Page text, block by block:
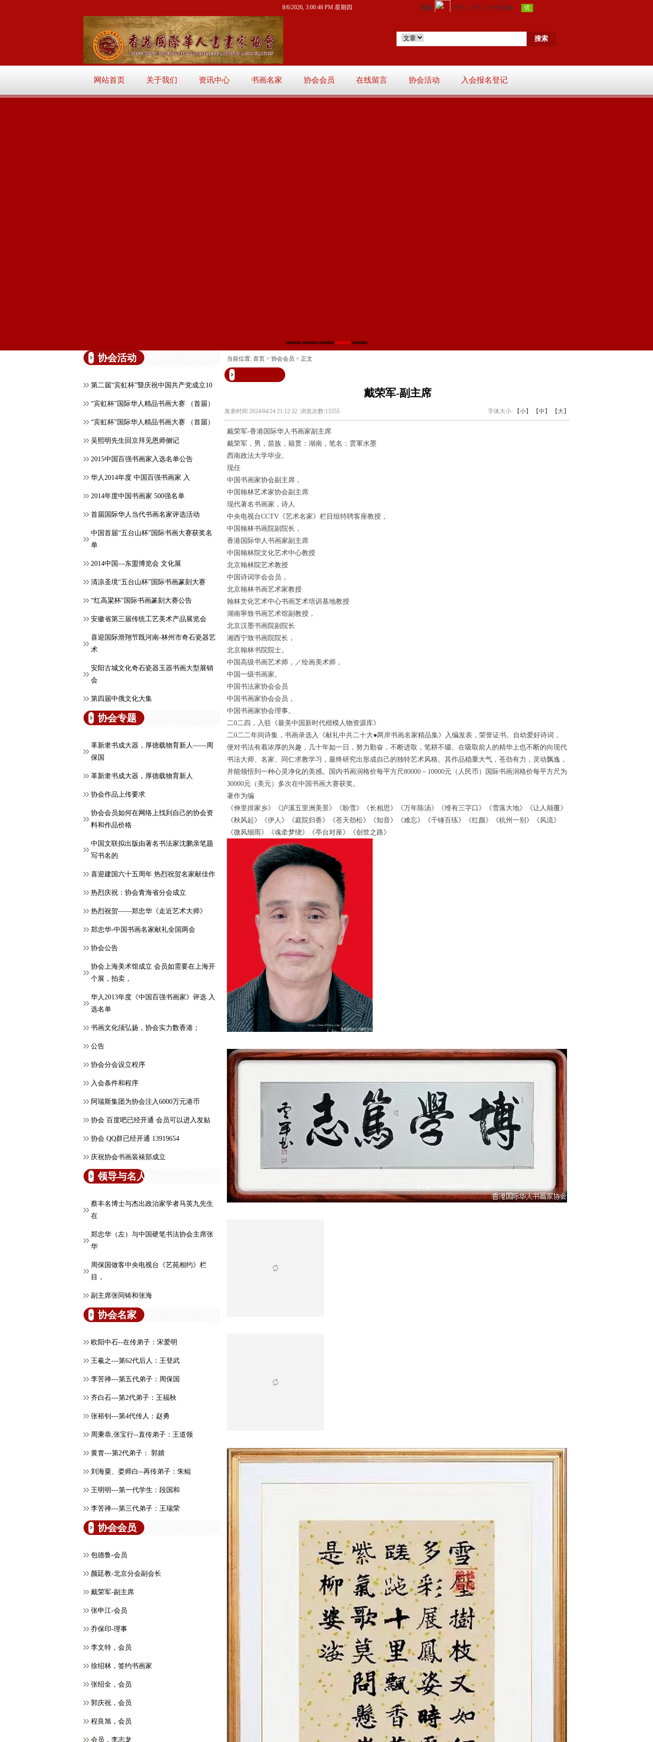
网站首页 关于我们 资讯中心 书画名家 协会会员 在线留言 协会活动 入会报名登记
8/6/2026, 3:00:49 PM 星期四
协会活动
第二届“宾虹杯”暨庆祝中国共产党成立10
“宾虹杯”国际华人精品书画大赛 （首届）
“宾虹杯”国际华人精品书画大赛 （首届）
吴熙明先生回京拜见恩师侧记
2015中国百强书画家入选名单公告
华人2014年度 中国百强书画家 入
2014年度中国书画家 500强名单
首届国际华人当代书画名家评选活动
中国首届“五台山杯”国际书画大赛获奖名
单
2014中国—东盟博览会 文化展
清凉圣境“五台山杯”国际书画篆刻大赛
“红高粱杯”国际书画篆刻大赛公告
安徽省第三届传统工艺美术产品展览会
喜迎国际滑翔节既河南-林州市奇石瓷器艺
术
安阳古城文化奇石瓷器玉器书画大型展销
会
第四届中俄文化大集
协会专题
革新隶书成大器，厚德载物育新人——周
保国
革新隶书成大器，厚德载物育新人
协会作品上传要求
协会会员如何在网络上找到自己的协会资
料和作品价格
中国文联拟出版由著名书法家沈鹏亲笔题
写书名的
喜迎建国六十五周年 热烈祝贺名家献佳作
热烈庆祝：协会青海省分会成立
热烈祝贺——郑忠华《走近艺术大师》
郑忠华-中国书画名家献礼全国两会
协会公告
协会上海美术馆成立 会员如需要在上海开
个展，拍卖，
华人2013年度《中国百强书画家》评选.入
选名单
书画文化须弘扬，协会实力数香港；
公告
协会分会设立程序
入会条件和程序
阿瑞斯集团为协会注入6000万元港币
协会 百度吧已经开通 会员可以进入发贴
协会 QQ群已经开通 13919654
庆祝协会书画装裱部成立
领导与名人
蔡丰名博士与杰出政治家学者马英九先生
在
郑忠华（左）与中国硬笔书法协会主席张
华
周保国做客中央电视台《艺苑相约》栏
目，
副主席张同铸和张海
协会名家
欧阳中石--在传弟子：宋爱明
王羲之---第62代后人：王登武
李苦禅---第五代弟子：周保国
齐白石---第2代弟子：王福秋
张裕钊---第4代传人：赵勇
周秉恭,张宝行--直传弟子：王道领
黄胄---第2代弟子： 郭婧
刘海粟、娄师白--再传弟子：朱鲲
王明明---第一代学生：段国和
李苦禅---第三代弟子：王瑞荣
协会会员
包德鲁-会员
颜廷教-北京分会副会长
戴荣军-副主席
张申江-会员
乔保印-理事
李文特，会员
徐绍林，签约书画家
张绍全，会员
郭庆祝，会员
程良旭，会员
会员，​李志龙
当前位置: 首页 > 协会会员 > 正文
戴荣军-副主席
发表时间:2024/04/24 21:12:32 浏览次数:13355 字体大小: 【小】 【中】 【大】
戴荣军-香港国际华人书画家副主席
戴荣军，男，苗族，籍贯：湖南，笔名：雲軍水墨
西南政法大学毕业。
现任
中国书画家协会副主席，
中国翰林艺术家协会副主席
现代著名书画家，诗人
中央电视台CCTV《艺术名家》栏目组特聘客座教授，
中国翰林书画院副院长，
香港国际华人书画家副主席
中国翰林院文化艺术中心教授
北京翰林院艺术教授
中国诗词学会会员，
北京翰林书画艺术家教授
翰林文化艺术中心书画芝术培训基地教授
湖南寧致书画艺术馆副教授，
北京汉墨书画院副院长
湘西宁致书画院院长，
北京翰林书院院士。
中国高级书画艺术师，／绘画美术师，
中国一级书画家。
中国书法家协会会员
中国书画家协会会员，
中国书画家协会理事。
二0二四，入驻《最美中国新时代楷模人物资源库》
二0二二年间诗集，书画录选入《献礼中共二十大●两岸书画名家精品集》入编发表，荣誉证书。自幼爱好诗词，
便对书法有着浓厚的兴趣，几十年如一日，努力勤奋，不断进取，笔耕不辍。在吸取前人的精华上也不断的向现代
书法大师、名家、同仁求教学习，最终研究出形成自己的独特艺术风格。其作品稳重大气，苍劲有力，灵动飘逸，
并能领悟到一种心灵净化的美感。国内书画润格价每平方尺80000－10000元（人民币）国际书画润格价每平方尺为
30000元（美元）多次在中国书画大赛获奖。
著作为编
《伸里排家乡》《泸溪五里洲美景》《盼雪》《长相思》《万年陈汤》《维有三字口》《雪落大地》《让人颠覆》
《秋风起》《伊人》《庭院归香》《苍天劲松》《知音》《难忘》《千锤百练》《红颜》《杭州一别》《风流》
《微风细雨》《魂牵梦绕》《亭台对座》《创世之路》